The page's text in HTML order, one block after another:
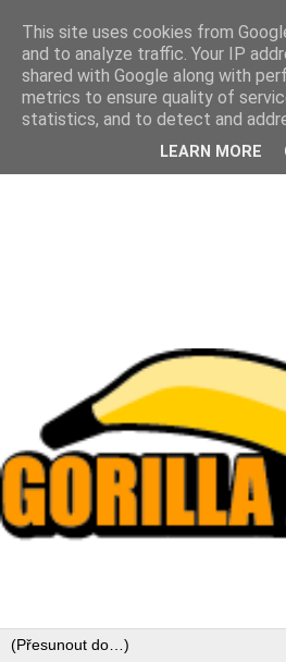
This site uses cookies from
and to analyze traffic. Your IP
shared with Google along with
metrics to ensure quality of
statistics, and to detect and
LEARN MORE